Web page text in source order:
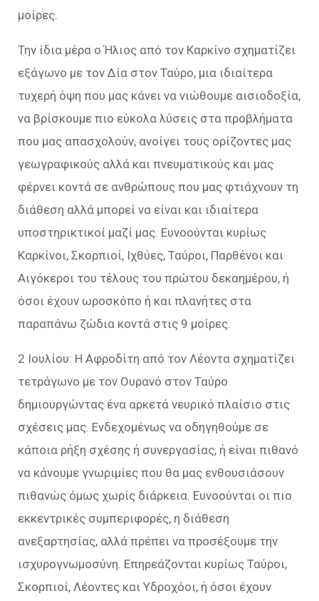
μοίρες.
Την ίδια μέρα ο Ήλιος από τον Καρκίνο σχηματίζει
εξάγωνο με τον Δία στον Ταύρο, μια ιδιαίτερα
τυχερή όψη που μας κάνει να νιώθουμε αισιοδοξία,
να βρίσκουμε πιο εύκολα λύσεις στα προβλήματα
που μας απασχολούν, ανοίγει τους ορίζοντες μας
γεωγραφικούς αλλά και πνευματικούς και μας
φέρνει κοντά σε ανθρώπους που μας φτιάχνουν τη
διάθεση αλλά μπορεί να είναι και ιδιαίτερα
υποστηρικτικοί μαζί μας. Ευνοούνται κυρίως
Καρκίνοι, Σκορπιοί, Ιχθύες, Ταύροι, Παρθένοι και
Αιγόκεροι του τέλους του πρώτου δεκαημέρου, ή
όσοι έχουν ωροσκόπο ή και πλανήτες στα
παραπάνω ζώδια κοντά στις 9 μοίρες.
2 Ιουλίου: Η Αφροδίτη από τον Λέοντα σχηματίζει
τετράγωνο με τον Ουρανό στον Ταύρο
δημιουργώντας ένα αρκετά νευρικό πλαίσιο στις
σχέσεις μας. Ενδεχομένως να οδηγηθούμε σε
κάποια ρήξη σχέσης ή συνεργασίας, ή είναι πιθανό
να κάνουμε γνωριμίες που θα μας ενθουσιάσουν
πιθανώς όμως χωρίς διάρκεια. Ευνοούνται οι πιο
εκκεντρικές συμπεριφορές, η διάθεση
ανεξαρτησίας, αλλά πρέπει να προσέξουμε την
ισχυρογνωμοσύνη. Επηρεάζονται κυρίως Ταύροι,
Σκορπιοί, Λέοντες και Υδροχόοι, ή όσοι έχουν